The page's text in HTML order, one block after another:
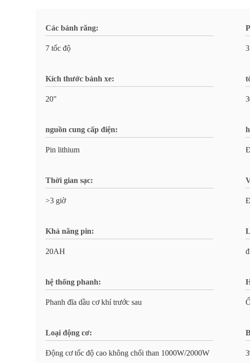
Các bánh răng:
7 tốc độ
Kích thước bánh xe:
20"
nguồn cung cấp điện:
Pin lithium
Thời gian sạc:
>3 giờ
Khả năng pin:
20AH
hệ thống phanh:
Phanh đĩa dầu cơ khí trước sau
Loại động cơ:
Động cơ tốc độ cao không chổi than 1000W/2000W